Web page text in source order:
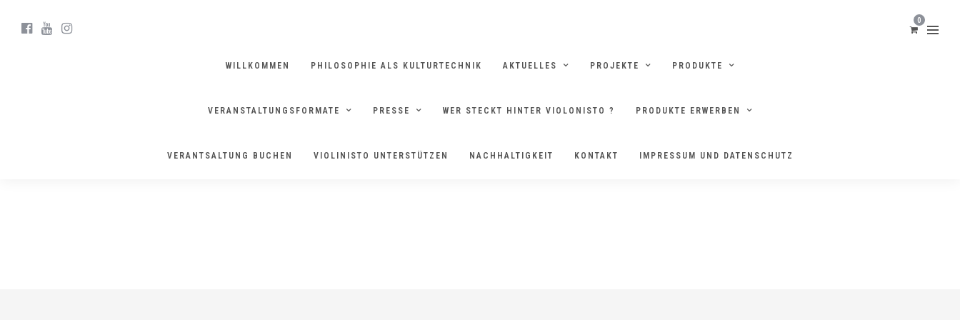
0
WILLKOMMEN PHILOSOPHIE ALS KULTURTECHNIK AKTUELLES PROJEKTE PRODUKTE
VERANSTALTUNGSFORMATE PRESSE WER STECKT HINTER VIOLONISTO ? PRODUKTE ERWERBEN
VERANTSALTUNG BUCHEN VIOLINISTO UNTERSTÜTZEN NACHHALTIGKEIT KONTAKT IMPRESSUM UND DATENSCHUTZ